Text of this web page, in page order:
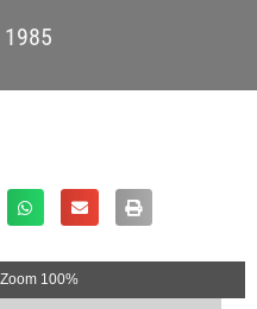
Zoom 100%